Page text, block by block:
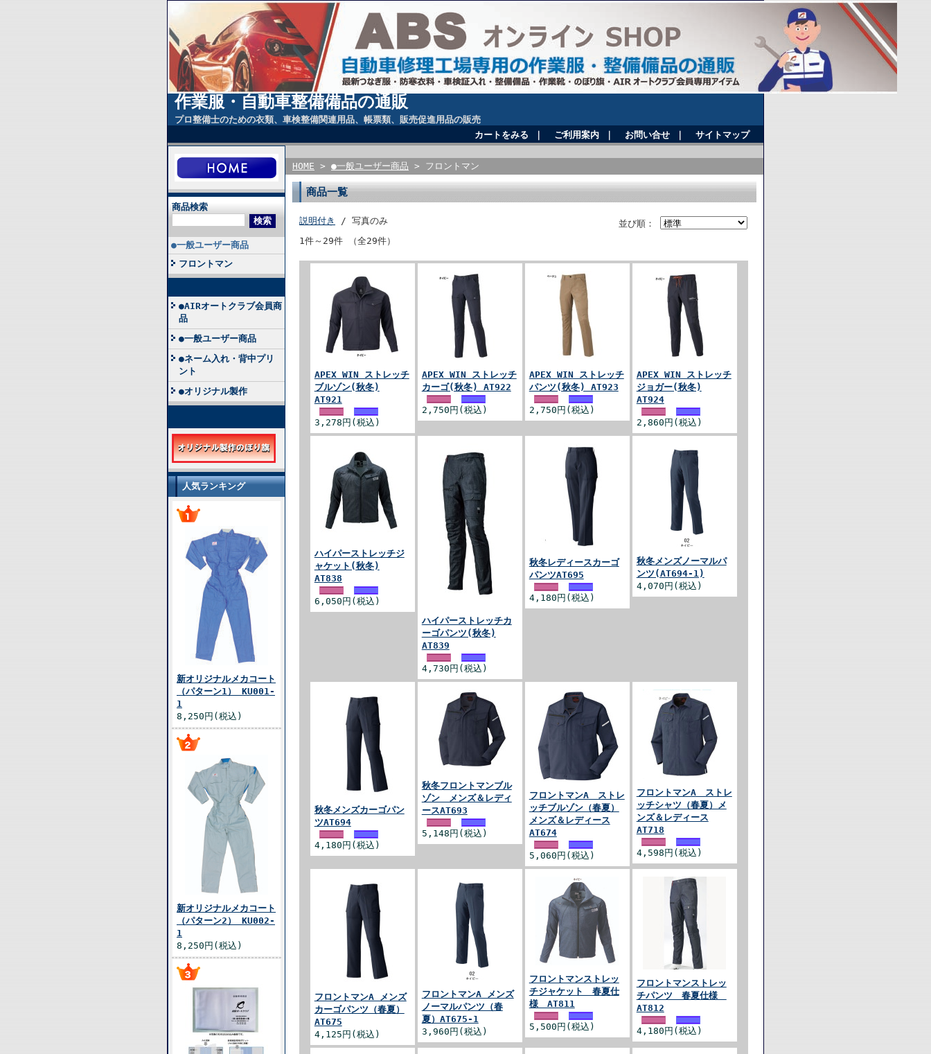
作業服・自動車整備備品の通販
プロ整備士のための衣類、車検整備関連用品、帳票類、販売促進用品の販売
カートをみる
ご利用案内 お問い合せ サイトマップ
商品検索
●一般ユーザー商品
フロントマン
●AIRオートクラブ会員商
品
●一般ユーザー商品
●ネーム入れ・背中プリ
ント
●オリジナル製作
人気ランキング
新オリジナルメカコート
（パターン1） KU001-
1
8,250円(税込)
新オリジナルメカコート
（パターン2） KU002-
1
8,250円(税込)
HOME > ●一般ユーザー商品 > フロントマン
商品一覧
並び順：
説明付き
/ 写真のみ
1件～29件 （全29件）
APEX WIN ストレッチ
ブルゾン(秋冬)
AT921
3,278円(税込)
APEX WIN ストレッチ
カーゴ(秋冬) AT922
2,750円(税込)
APEX WIN ストレッチ
パンツ(秋冬) AT923
2,750円(税込)
APEX WIN ストレッチ
ジョガー(秋冬)
AT924
2,860円(税込)
ハイパーストレッチジ
ャケット(秋冬)
AT838
6,050円(税込)
ハイパーストレッチカ
ーゴパンツ(秋冬)
AT839
4,730円(税込)
秋冬レディースカーゴ
パンツAT695
4,180円(税込)
秋冬メンズノーマルパ
ンツ(AT694-1)
4,070円(税込)
秋冬メンズカーゴパン
ツAT694
4,180円(税込)
秋冬フロントマンブル
ゾン メンズ＆レディ
ースAT693
5,148円(税込)
フロントマンA ストレ
ッチブルゾン（春夏）
メンズ＆レディース
AT674
5,060円(税込)
フロントマンA ストレ
ッチシャツ（春夏）メ
ンズ＆レディース
AT718
4,598円(税込)
フロントマンA メンズ
カーゴパンツ（春夏）
AT675
4,125円(税込)
フロントマンA メンズ
ノーマルパンツ（春
夏）AT675-1
3,960円(税込)
フロントマンストレッ
チジャケット 春夏仕
様 AT811
5,500円(税込)
フロントマンストレッ
チパンツ 春夏仕様
AT812
4,180円(税込)